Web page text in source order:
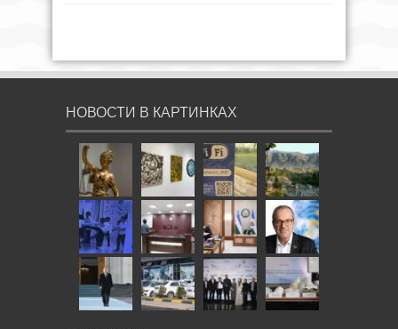
НОВОСТИ В КАРТИНКАХ